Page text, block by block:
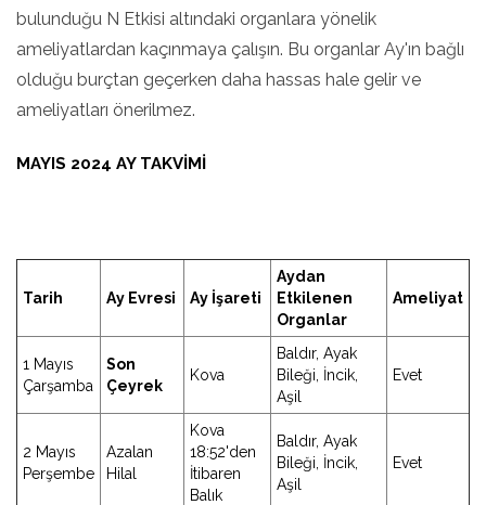
bulunduğu N Etkisi altındaki organlara yönelik
ameliyatlardan kaçınmaya çalışın. Bu organlar Ay'ın bağlı
olduğu burçtan geçerken daha hassas hale gelir ve
ameliyatları önerilmez.
MAYIS 2024 AY TAKVIMI
Tarih Ay Evresi Ay İşareti
Aydan
Etkilenen
Organlar
Ameliyat
1 Mayıs
Çarşamba
Son
Çeyrek
Kova
Baldır, Ayak
Bileği, İncik,
Aşil
Evet
2 Mayıs
Perşembe
Azalan
Hilal
Kova
18:52'den
İtibaren
Balık
Baldır, Ayak
Bileği, İncik,
Aşil
Evet